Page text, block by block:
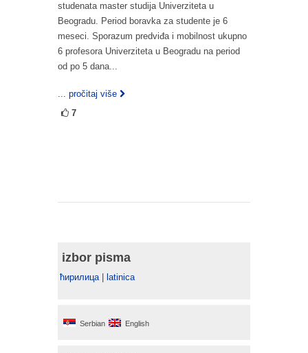
studenata master studija Univerziteta u
Beogradu. Period boravka za studente je 6
meseci. Sporazum predviđa i mobilnost ukupno
6 profesora Univerziteta u Beogradu na period
od po 5 dana...
... pročitaj više
7
izbor pisma
ћирилица| latinica
Serbian English